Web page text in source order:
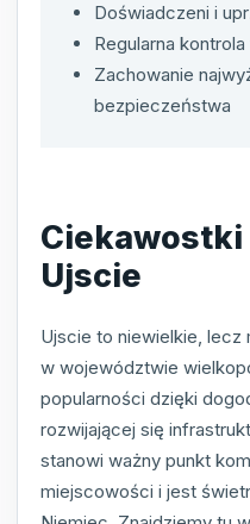
Doświadczeni i
Regularna
Zachowanie
bezpieczeństwa
Ujscie
Ujscie to niewielkie, lecz
w województwie
popularności dzięki
rozwijającej się
stanowi ważny punkt
miejscowości i jest